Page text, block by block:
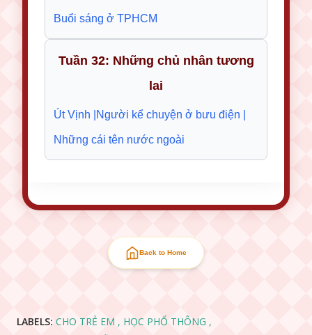
Buổi sáng ở TPHCM
Tuần 32: Những chủ nhân tương
lai
Út Vịnh | Người kể chuyện ở bưu điện |
Những cái tên nước ngoài
Back to Home
LABELS: CHO TRẺ EM
HỌC PHỔ THÔNG